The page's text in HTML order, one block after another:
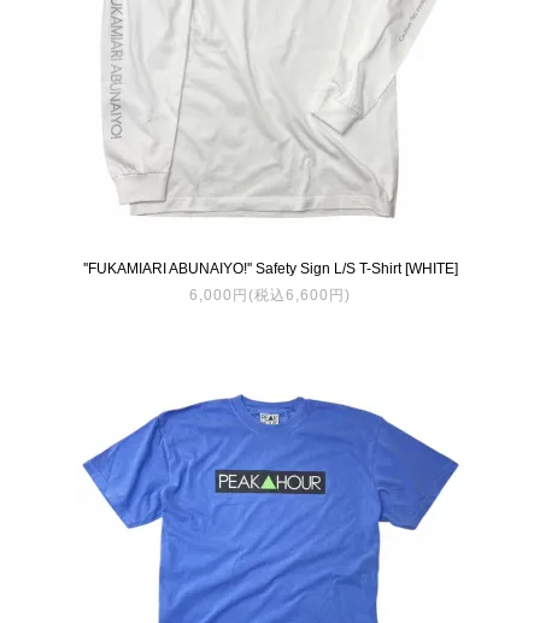
''FUKAMIARI ABUNAIYO!'' Safety Sign L/S T-Shirt [WHITE]
6,000円(税込6,600円)